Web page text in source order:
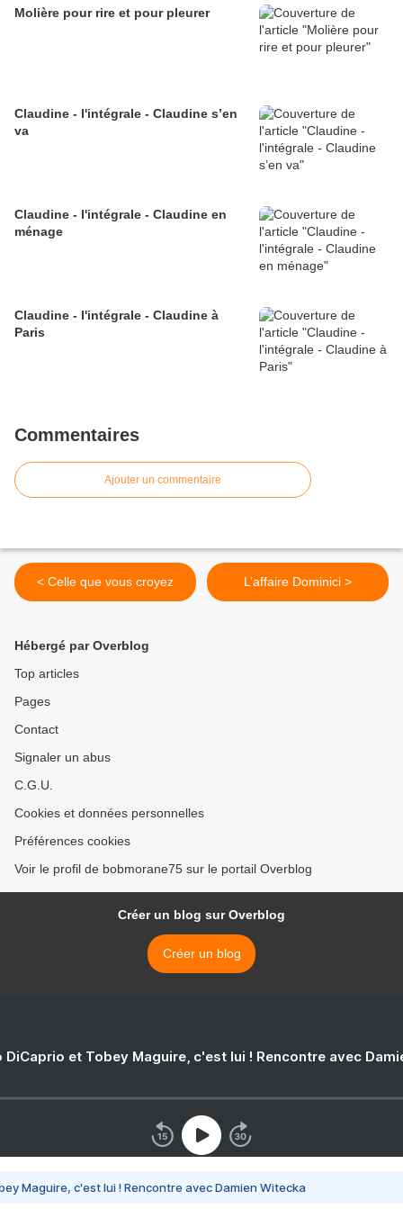
Molière pour rire et pour pleurer
Claudine - l'intégrale - Claudine s’en
va
Claudine - l'intégrale - Claudine en
ménage
Claudine - l'intégrale - Claudine à
Paris
Commentaires
Ajouter un commentaire
< Celle que vous croyez L’affaire Dominici >
Hébergé par Overblog
Top articles
Pages
Contact
Signaler un abus
C.G.U.
Cookies et données personnelles
Préférences cookies
Voir le profil de bobmorane75 sur le portail Overblog
Créer un blog sur Overblog
Créer un blog
DiCaprio et Tobey Maguire, c'est lui ! Rencontre avec
Maguire, c'est lui ! Rencontre avec Damien Witecka